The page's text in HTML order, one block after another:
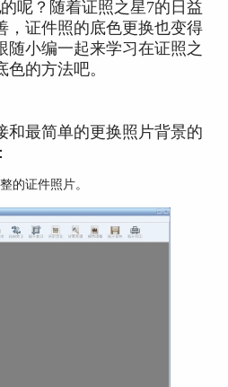
的呢？随着证照之星7的日益
，证件照的底色更换也变得
随小编一起来学习在证照之
的方法吧。
和最简单的更换照片背景的
的证件照片。